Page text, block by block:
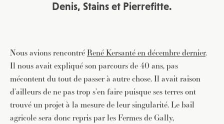
Denis, Stains et Pierrefitte.
Nous avions rencontréRené Kersanté en décembre dernier.
Il nous avait expliqué son parcours de 40 ans, pas
mécontent du tout de passer à autre chose. Il avait raison
d’ailleurs de ne pas trop s’en faire puisque ses terres ont
trouvé un projet à la mesure de leur singularité. Le bail
agricole sera donc repris par les Fermes de Gally,